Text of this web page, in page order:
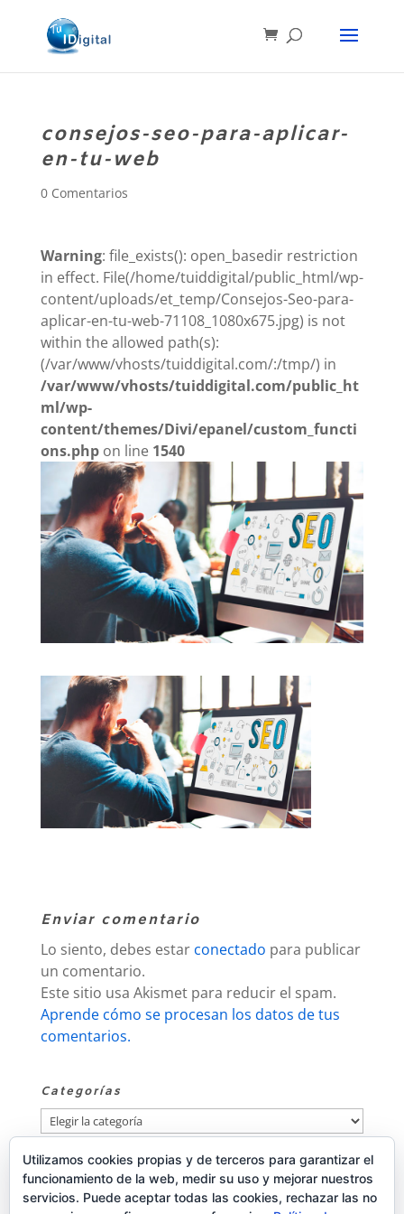
consejos-seo-para-aplicar-
en-tu-web
0 Comentarios
Warning: file_exists(): open_basedir restriction
in effect. File(/home/tuiddigital/public_html/wp-
content/uploads/et_temp/Consejos-Seo-para-
aplicar-en-tu-web-71108_1080x675.jpg) is not
within the allowed path(s):
(/var/www/vhosts/tuiddigital.com/:/tmp/) in
/var/www/vhosts/tuiddigital.com/public_ht
ml/wp-
content/themes/Divi/epanel/custom_functi
ons.phpon line 1540
Enviar comentario
Lo siento, debes estar conectado para publicar
un comentario.
Este sitio usa Akismet para reducir el spam.
Aprende cómo se procesan los datos de tus
comentarios.
Categorías
Categorías
Publicidad
Utilizamos cookies propias y de terceros para garantizar el
funcionamiento de la web, medir su uso y mejorar nuestros
servicios. Puede aceptar todas las cookies, rechazar las no